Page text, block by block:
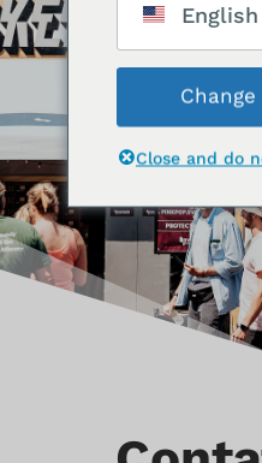
English
Change
Close and do